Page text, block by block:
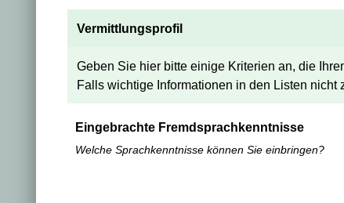
Vermittlungsprofil
Geben Sie hier bitte einige Kriterien an, die
Falls wichtige Informationen in den Listen
Eingebrachte Fremdsprachkenntnisse
Welche Sprachkenntnisse können Sie einbringen?